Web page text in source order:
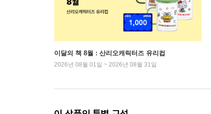
이달의 책 8월 : 산리오캐릭터즈 유리컵
2026년 08월 01일 ~ 2026년 08월 31일